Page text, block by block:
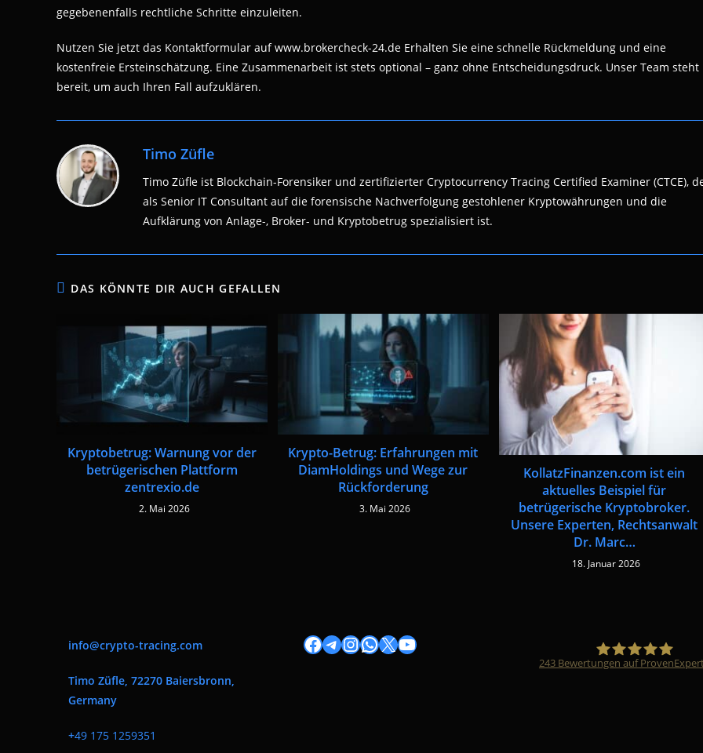
gegebenenfalls rechtliche Schritte einzuleiten.
Nutzen Sie jetzt das Kontaktformular auf www.brokercheck-24.de Erhalten Sie eine schnelle Rückmeldung und eine
kostenfreie Ersteinschätzung. Eine Zusammenarbeit ist stets optional – ganz ohne Entscheidungsdruck. Unser Team steht
bereit, um auch Ihren Fall aufzuklären.
Timo Züfle
Timo Züfle ist Blockchain-Forensiker und zertifizierter Cryptocurrency Tracing Certified Examiner (CTCE),
als Senior IT Consultant auf die forensische Nachverfolgung gestohlener Kryptowährungen und die
Aufklärung von Anlage-, Broker- und Kryptobetrug spezialisiert ist.
DAS KÖNNTE DIR AUCH GEFALLEN
Kryptobetrug: Warnung vor der
betrügerischen Plattform
zentrexio.de
2. Mai 2026
Krypto-Betrug: Erfahrungen mit
DiamHoldings und Wege zur
Rückforderung
3. Mai 2026
KollatzFinanzen.com ist ein
aktuelles Beispiel für
betrügerische Kryptobroker.
Unsere Experten, Rechtsanwalt
Dr. Marc…
18. Januar 2026
info@crypto-tracing.com
Timo Züfle, 72270 Baiersbronn,
Germany
+49 175 1259351
Facebook
Telegram
Instagram
WhatsApp
X YouTube
243 Bewertungen auf